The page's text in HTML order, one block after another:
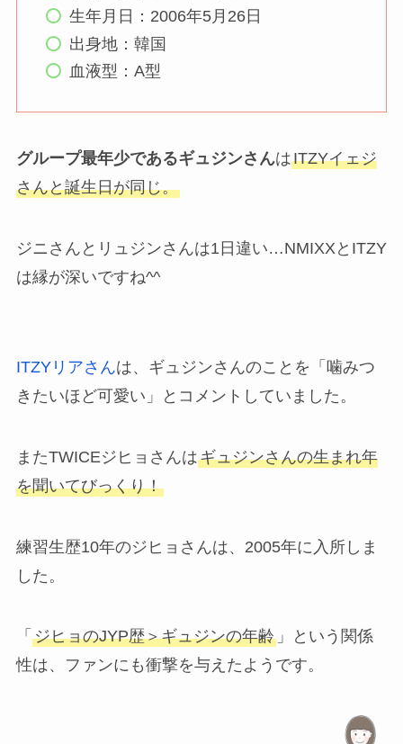
生年月日：2006年5月26日
出身地：韓国
血液型：A型
グループ最年少であるギュジンさんはITZYイェジ
さんと誕生日が同じ。
ジニさんとリュジンさんは1日違い…NMIXXとITZY
は縁が深いですね^^
ITZYリアさんは、ギュジンさんのことを「噛みつ
きたいほど可愛い」とコメントしていました。
またTWICEジヒョさんはギュジンさんの生まれ年
を聞いてびっくり！
練習生歴10年のジヒョさんは、2005年に入所しま
した。
「 ジヒョのJYP歴＞ギュジンの年齢」という関係
性は、ファンにも衝撃を与えたようです。